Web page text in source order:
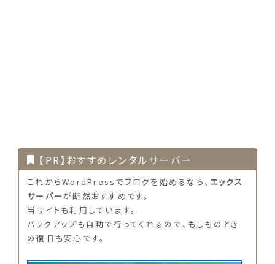
【PR】おすすめレンタルサーバー
これからWordPressでブログを始めるなら、 エックス
サーバーが断然おすすめです。
当サイトも利用しています。
バックアップも自動で行ってくれるので、もしものとき
の復旧も安心です。